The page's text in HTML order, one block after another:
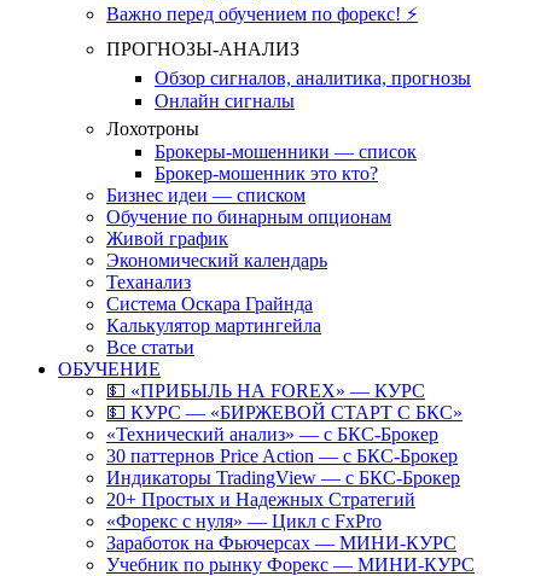
Важно перед обучением по форекс! ⚡
ПРОГНОЗЫ-АНАЛИЗ
Обзор сигналов, аналитика, прогнозы
Онлайн сигналы
Лохотроны
Брокеры-мошенники — список
Брокер-мошенник это кто?
Бизнес идеи — списком
Обучение по бинарным опционам
Живой график
Экономический календарь
Теханализ
Система Оскара Грайнда
Калькулятор мартингейла
Все статьи
ОБУЧЕНИЕ
💵 «ПРИБЫЛЬ НА FOREX» — КУРС
💵 КУРС — «БИРЖЕВОЙ СТАРТ С БКС»
«Технический анализ» — с БКС-Брокер
30 паттернов Price Action — с БКС-Брокер
Индикаторы TradingView — с БКС-Брокер
20+ Простых и Надежных Стратегий
«Форекс с нуля» — Цикл с FxPro
Заработок на Фьючерсах — МИНИ-КУРС
Учебник по рынку Форекс — МИНИ-КУРС